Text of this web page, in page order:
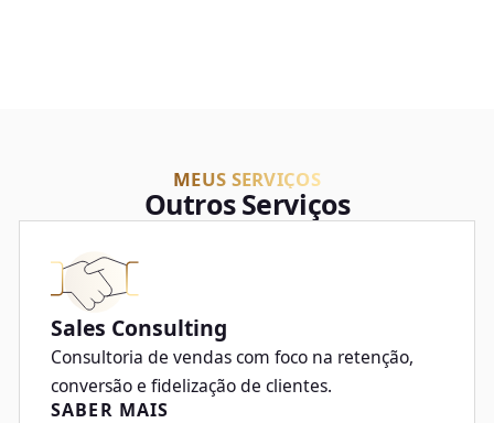
MEUS SERVIÇOS
Outros Serviços
Sales Consulting
Consultoria de vendas com foco na retenção,
conversão e fidelização de clientes.
SABER MAIS